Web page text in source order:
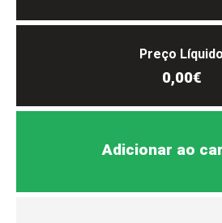
Preço Líquido
0,00€
Adicionar ao